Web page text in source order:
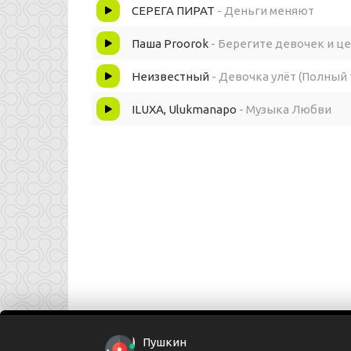
Мысли тревожит, волнует, о Боже
Ну почему любовь порой так-так сложно
Листаешь тик ток
СЕРЕГА ПИРАТ - Деньги меняют
Паша Proorok - Берегите девочек и
Неизвестный - Девочка улёт (Полный
ILUXA, Ulukmanapo - Музыка Любви
Пушкин